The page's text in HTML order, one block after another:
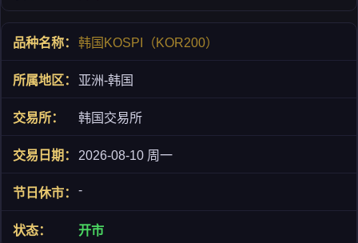
韩国KOSPI（KOR200）
亚洲-韩国
韩国交易所
2026-08-10 周一
-
开市